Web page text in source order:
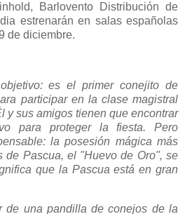
Barlovento Distribución de
estrenarán en salas españolas
de diciembre.
es el primer conejito de
participar en la clase magistral
y sus amigos tienen que encontrar
para proteger la fiesta. Pero
la posesión mágica más
de Pascua, el "Huevo de Oro", se
que la Pascua está en gran
de una pandilla de conejos de la